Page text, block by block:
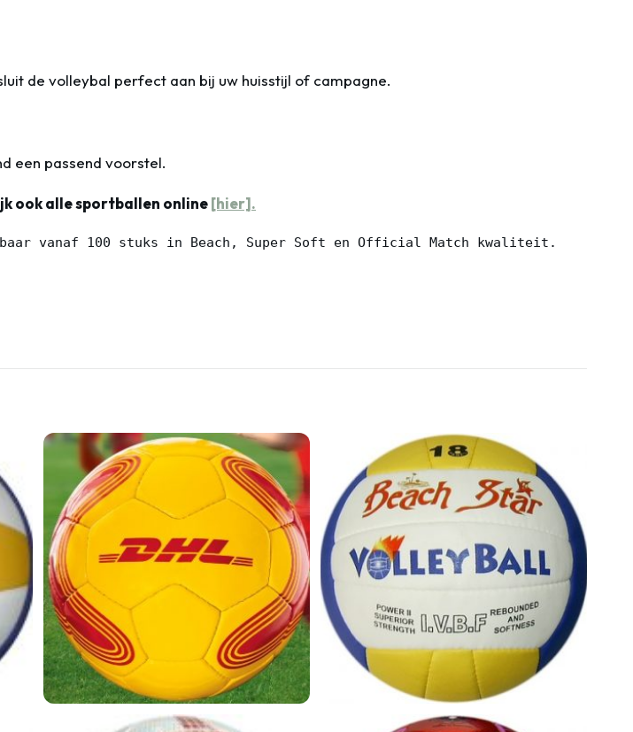
de volleybal perfect aan bij uw huisstijl of campagne.
een passend voorstel.
ook alle sportballen online[hier].
vanaf 100 stuks in Beach, Super Soft en Official Match kwaliteit.